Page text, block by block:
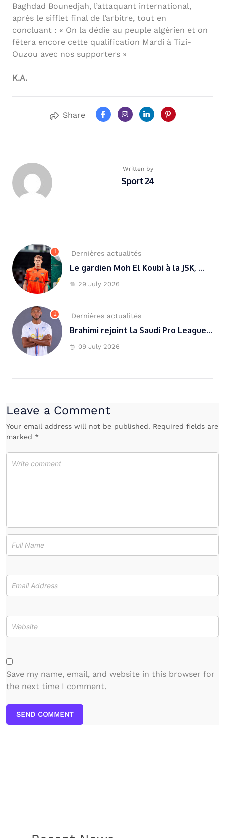
Baghdad Bounedjah, l’attaquant international,
après le sifflet final de l’arbitre, tout en
concluant : « On la dédie au peuple algérien et on
fêtera encore cette qualification Mardi à Tizi-
Ouzou avec nos supporters »
K.A.
Share
Written by
Sport 24
1 Dernières actualités
Le gardien Moh El Koubi à la JSK, ...
29 July 2026
2 Dernières actualités
Brahimi rejoint la Saudi Pro League...
09 July 2026
Leave a Comment
Your email address will not be published. Required fields are
marked *
Save my name, email, and website in this browser for
the next time I comment.
SEND COMMENT